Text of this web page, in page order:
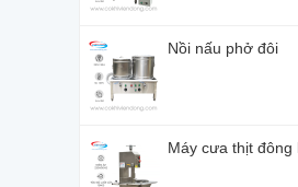
Nồi nấu phở đôi
Máy cưa thịt đông